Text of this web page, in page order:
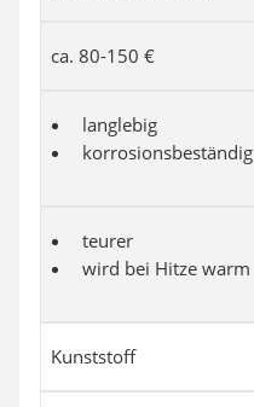
ca. 80-150 €
langlebig
korrosionsbeständig
teurer
wird bei Hitze warm
Kunststoff